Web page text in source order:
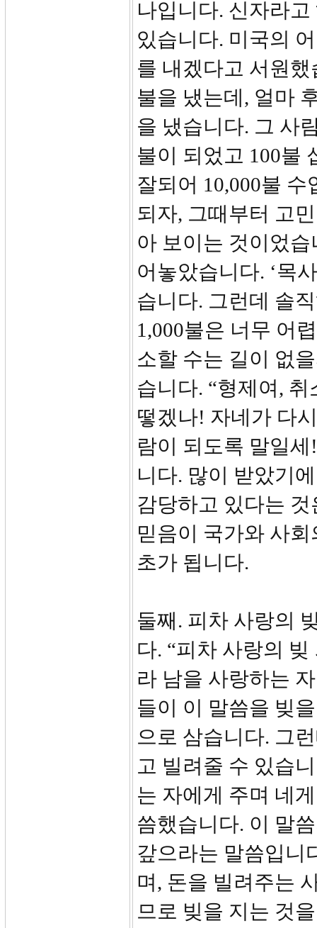
나입니다. 신자라
있습니다. 미국의
를 내겠다고 서원
불을 냈는데, 얼마
을 냈습니다. 그 사
불이 되었고 100불
잘되어 10,000불
되자, 그때부터 고
아 보이는 것이었
어놓았습니다. ‘목
습니다. 그런데 솔
1,000불은 너무 어
소할 수는 길이 없
습니다. “형제여,
떻겠나! 자네가 다
람이 되도록 말일
니다. 많이 받았기
감당하고 있다는
믿음이 국가와 사
초가 됩니다.
둘째. 피차 사랑의
다. “피차 사랑의
라 남을 사랑하는
들이 이 말씀을 빚
으로 삼습니다. 그
고 빌려줄 수 있습
는 자에게 주며 네
씀했습니다. 이 말
갚으라는 말씀입니
며, 돈을 빌려주는
므로 빚을 지는 것